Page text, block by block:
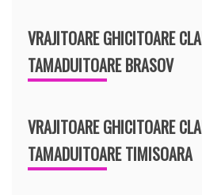
VRAJITOARE GHICITOARE
TAMADUITOARE BRASOV
VRAJITOARE GHICITOARE
TAMADUITOARE TIMISOARA